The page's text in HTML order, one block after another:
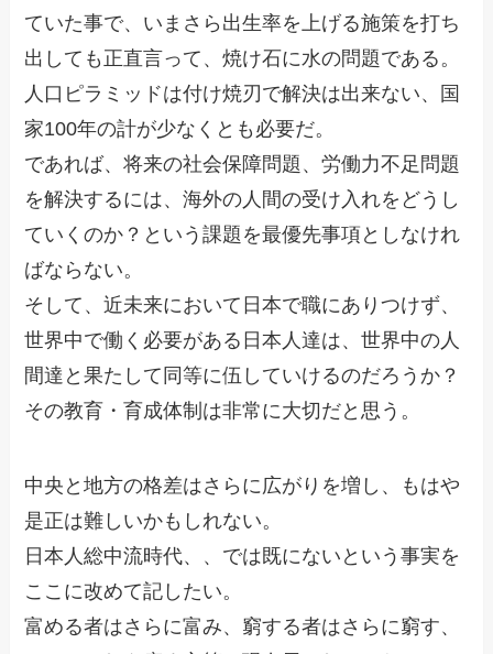
ていた事で、いまさら出生率を上げる施策を打ち
出しても正直言って、焼け石に水の問題である。
人口ピラミッドは付け焼刃で解決は出来ない、国
家100年の計が少なくとも必要だ。
であれば、将来の社会保障問題、労働力不足問題
を解決するには、海外の人間の受け入れをどうし
ていくのか？という課題を最優先事項としなけれ
ばならない。
そして、近未来において日本で職にありつけず、
世界中で働く必要がある日本人達は、世界中の人
間達と果たして同等に伍していけるのだろうか？
その教育・育成体制は非常に大切だと思う。
中央と地方の格差はさらに広がりを増し、もはや
是正は難しいかもしれない。
日本人総中流時代、、では既にないという事実を
ここに改めて記したい。
富める者はさらに富み、窮する者はさらに窮す、